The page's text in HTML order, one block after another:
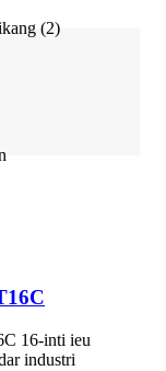
16-inti ieu
industri